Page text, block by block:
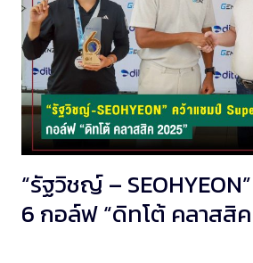
“รัฐวิชญ์ –
6 กอล์ฟ “ดิทโต้ คลาสสิค